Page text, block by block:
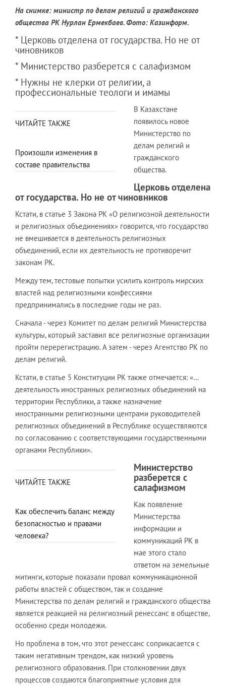
На снимке: министр по делам религий и гражданского
общества РК Нурлан Ермекбаев. Фото: Казинформ.
* Церковь отделена от государства. Но не от
чиновников
* Министерство разберется с салафизмом
* Нужны не клерки от религии, а
профессиональные теологи и имамы
ЧИТАЙТЕ ТАКЖЕ
Произошли изменения в
составе правительства
В Казахстане
появилось новое
Министерство по
делам религий и
гражданского
общества.
Церковь отделена
от государства. Но не от чиновников
Кстати, в статье 3 Закона РК «О религиозной деятельности
и религиозных объединениях» говорится, что государство
не вмешивается в деятельность религиозных
объединений, если их деятельность не противоречит
законам РК.
Между тем, тестовые попытки усилить контроль мирских
властей над религиозными конфессиями
предпринимались в последние годы не раз.
Сначала - через Комитет по делам религий Министерства
культуры, который заставил все религиозные организации
пройти перерегистрацию. А затем - через Агентство РК по
делам религий.
Кстати, в статье 5 Конституции РК также отмечается: «…
деятельность иностранных религиозных объединений на
территории Республики, а также назначение
иностранными религиозными центрами руководителей
религиозных объединений в Республике осуществляются
по согласованию с соответствующими государственными
органами Республики».
ЧИТАЙТЕ ТАКЖЕ
Как обеспечить баланс между
безопасностью и правами
человека?
Министерство
разберется с
салафизмом
Как появление
Министерства
информации и
коммуникаций РК в
мае этого стало
ответом на земельные
митинги, которые показали провал коммуникационной
работы властей с обществом, так и создание
Министерства по делам религий и гражданского общества
является реакцией на религиозный ренессанс в обществе,
особенно среди молодежи.
Но проблема в том, что этот ренессанс соприкасается с
таким негативным трендом, как низкий уровень
религиозного образования. При столкновении двух
процессов создаются благоприятные условия для